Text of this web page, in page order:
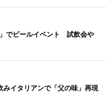
でビールイベント 試飲会や
みイタリアンで「父の味」再現